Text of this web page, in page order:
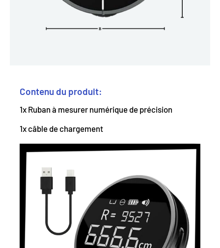
Contenu du produit:
1x Ruban à mesurer numérique de précision
1x câble de chargement